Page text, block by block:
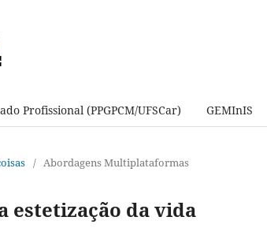
Profissional (PPGPCM/UFSCar) GEMInIS
/ Abordagens Multiplataformas
estetização da vida